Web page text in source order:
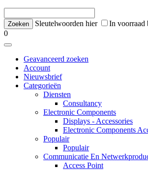
Sleutelwoorden hier
In voorraad
0
Geavanceerd zoeken
Account
Nieuwsbrief
Categorieën
Diensten
Consultancy
Electronic Components
Displays - Accessories
Electronic Components
Populair
Populair
Communicatie En
Access Point